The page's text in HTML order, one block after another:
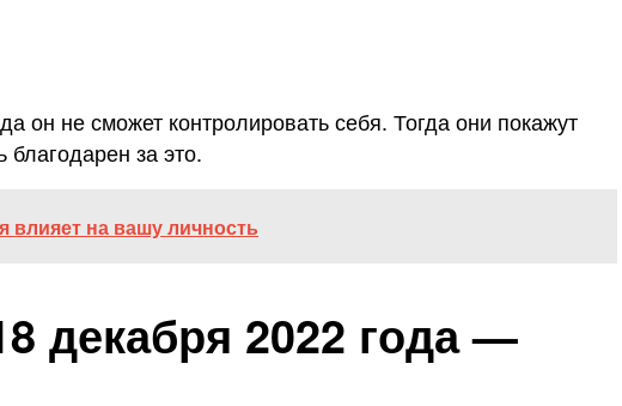
он не сможет контролировать себя. Тогда они покажут
за это.
влияет на вашу личность
декабря 2022 года —